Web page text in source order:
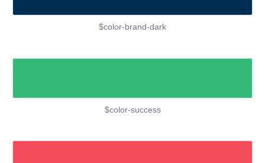
$color-brand-dark
$color-success